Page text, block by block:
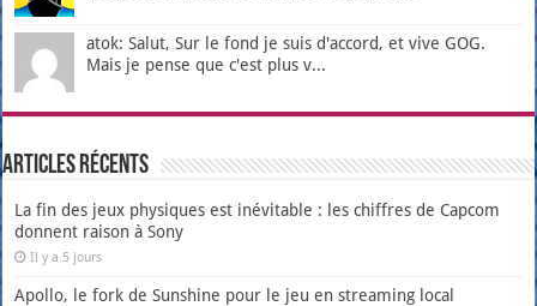
atok: Salut, Sur le fond je suis d'accord, et vive GOG.
Mais je pense que c'est plus v...
Articles récents
La fin des jeux physiques est inévitable : les chiffres de Capcom
donnent raison à Sony
Il y a 5 jours
Apollo, le fork de Sunshine pour le jeu en streaming local